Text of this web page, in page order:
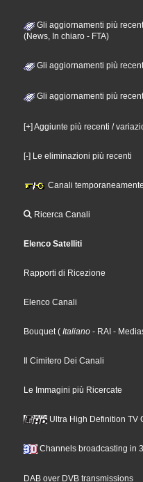
Gli aggiornamenti più
(News, In chiaro - FTA)
Gli aggiornamenti più
Gli aggiornamenti più
[+] Aggiunte più recenti /
[-] Le eliminazioni più recenti
Canali
Ricerca Canali
Elenco Satelliti
Rapporti di Ricezione
Elenco Canali
Bouquet ( Italiano - RAI -
Il Cimitero Dei Canali
Le Immagini più Ricercate
Ultra High Definition TV
Channels broadcasting in
DAB over DVB transmissions